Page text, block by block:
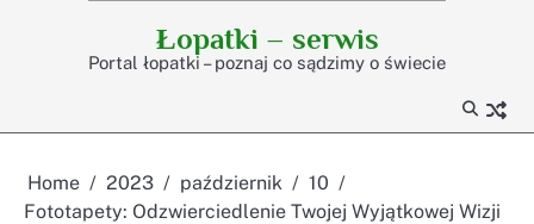
Łopatki – serwis
Portal łopatki – poznaj co sądzimy o świecie
Home 2023 październik
10
Fototapety: Odzwierciedlenie Twojej Wyjątkowej Wizji